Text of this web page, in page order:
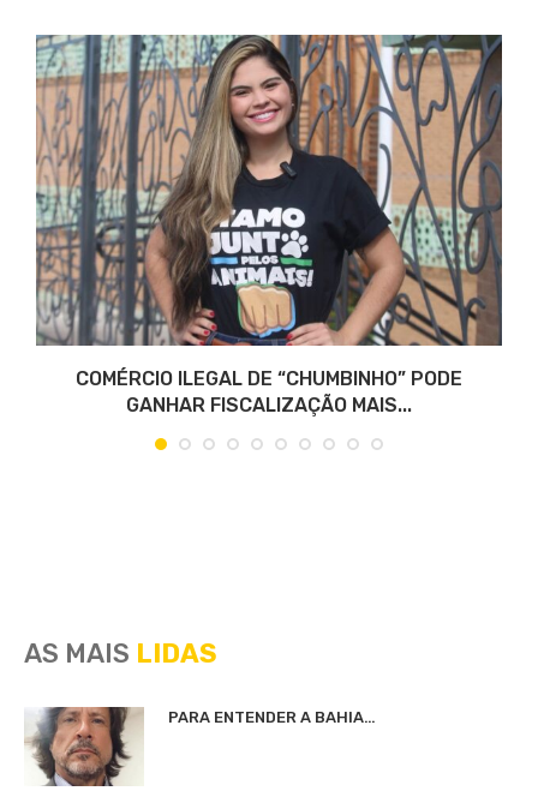
COMÉRCIO ILEGAL DE “CHUMBINHO” PODE
GANHAR FISCALIZAÇÃO MAIS...
AS MAIS LIDAS
PARA ENTENDER A BAHIA…